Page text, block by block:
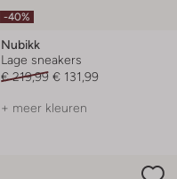
-40%
Nubikk
Lage sneakers
€ 219,99 € 131,99
+ meer kleuren